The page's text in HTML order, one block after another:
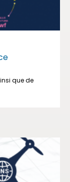
que de